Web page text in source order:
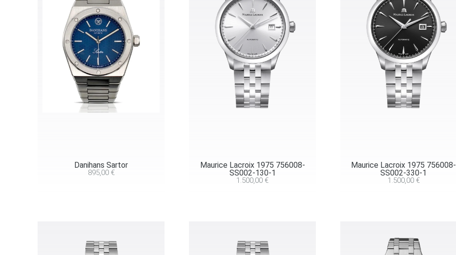
Danihans Sartor
895,00 €
Maurice Lacroix 1975 756008-
SS002-130-1
1.500,00€
Maurice Lacroix 1975 756008-
SS002-330-1
1.500,00 €